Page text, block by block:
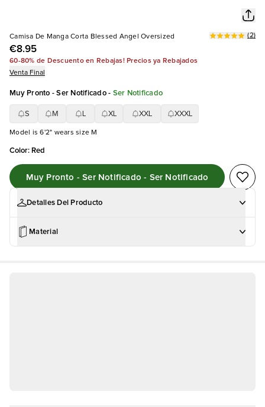
Camisa De Manga Corta Blessed Angel Oversized
€8.95
(2)
60-80% de Descuento en Rebajas! Precios ya Rebajados
Venta Final
Muy Pronto - Ser Notificado- Ser Notificado
S M XL XXL XXXL
Model is 6'2" wears size M
Color: Red
Muy Pronto - Ser Notificado - Ser Notificado
Detalles Del Producto
Material